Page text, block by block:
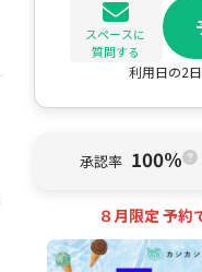
スペースに
質問する
利用日の2
承認率 100%
８月限定 予約